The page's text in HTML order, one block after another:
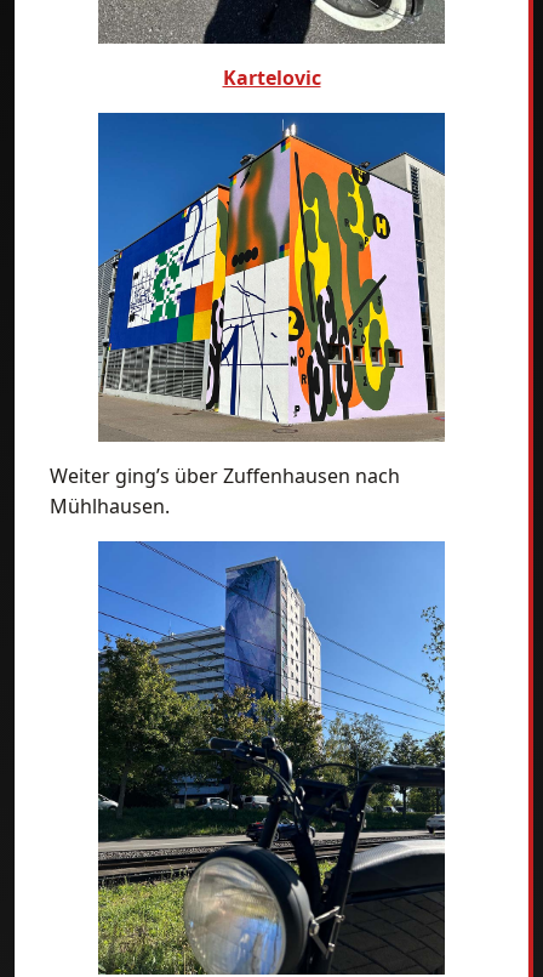
Kartelovic
Weiter ging’s über Zuffenhausen nach
Mühlhausen.